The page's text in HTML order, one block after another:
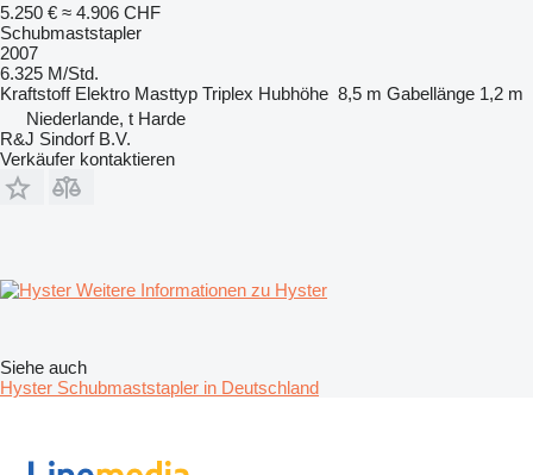
5.250 € ≈ 4.906 CHF
Schubmaststapler
2007
6.325 M/Std.
Kraftstoff Elektro Masttyp Triplex Hubhöhe 8,5 m Gabellänge 1,2 m
Niederlande, t Harde
R&J Sindorf B.V.
Verkäufer kontaktieren
Weitere Informationen zu Hyster
Siehe auch
Hyster Schubmaststapler in Deutschland